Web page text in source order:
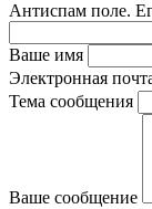
Антиспам поле.
Ваше имя
Электронная
Тема сообщения
Ваше сообщение